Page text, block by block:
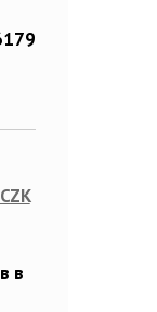
CZK
в